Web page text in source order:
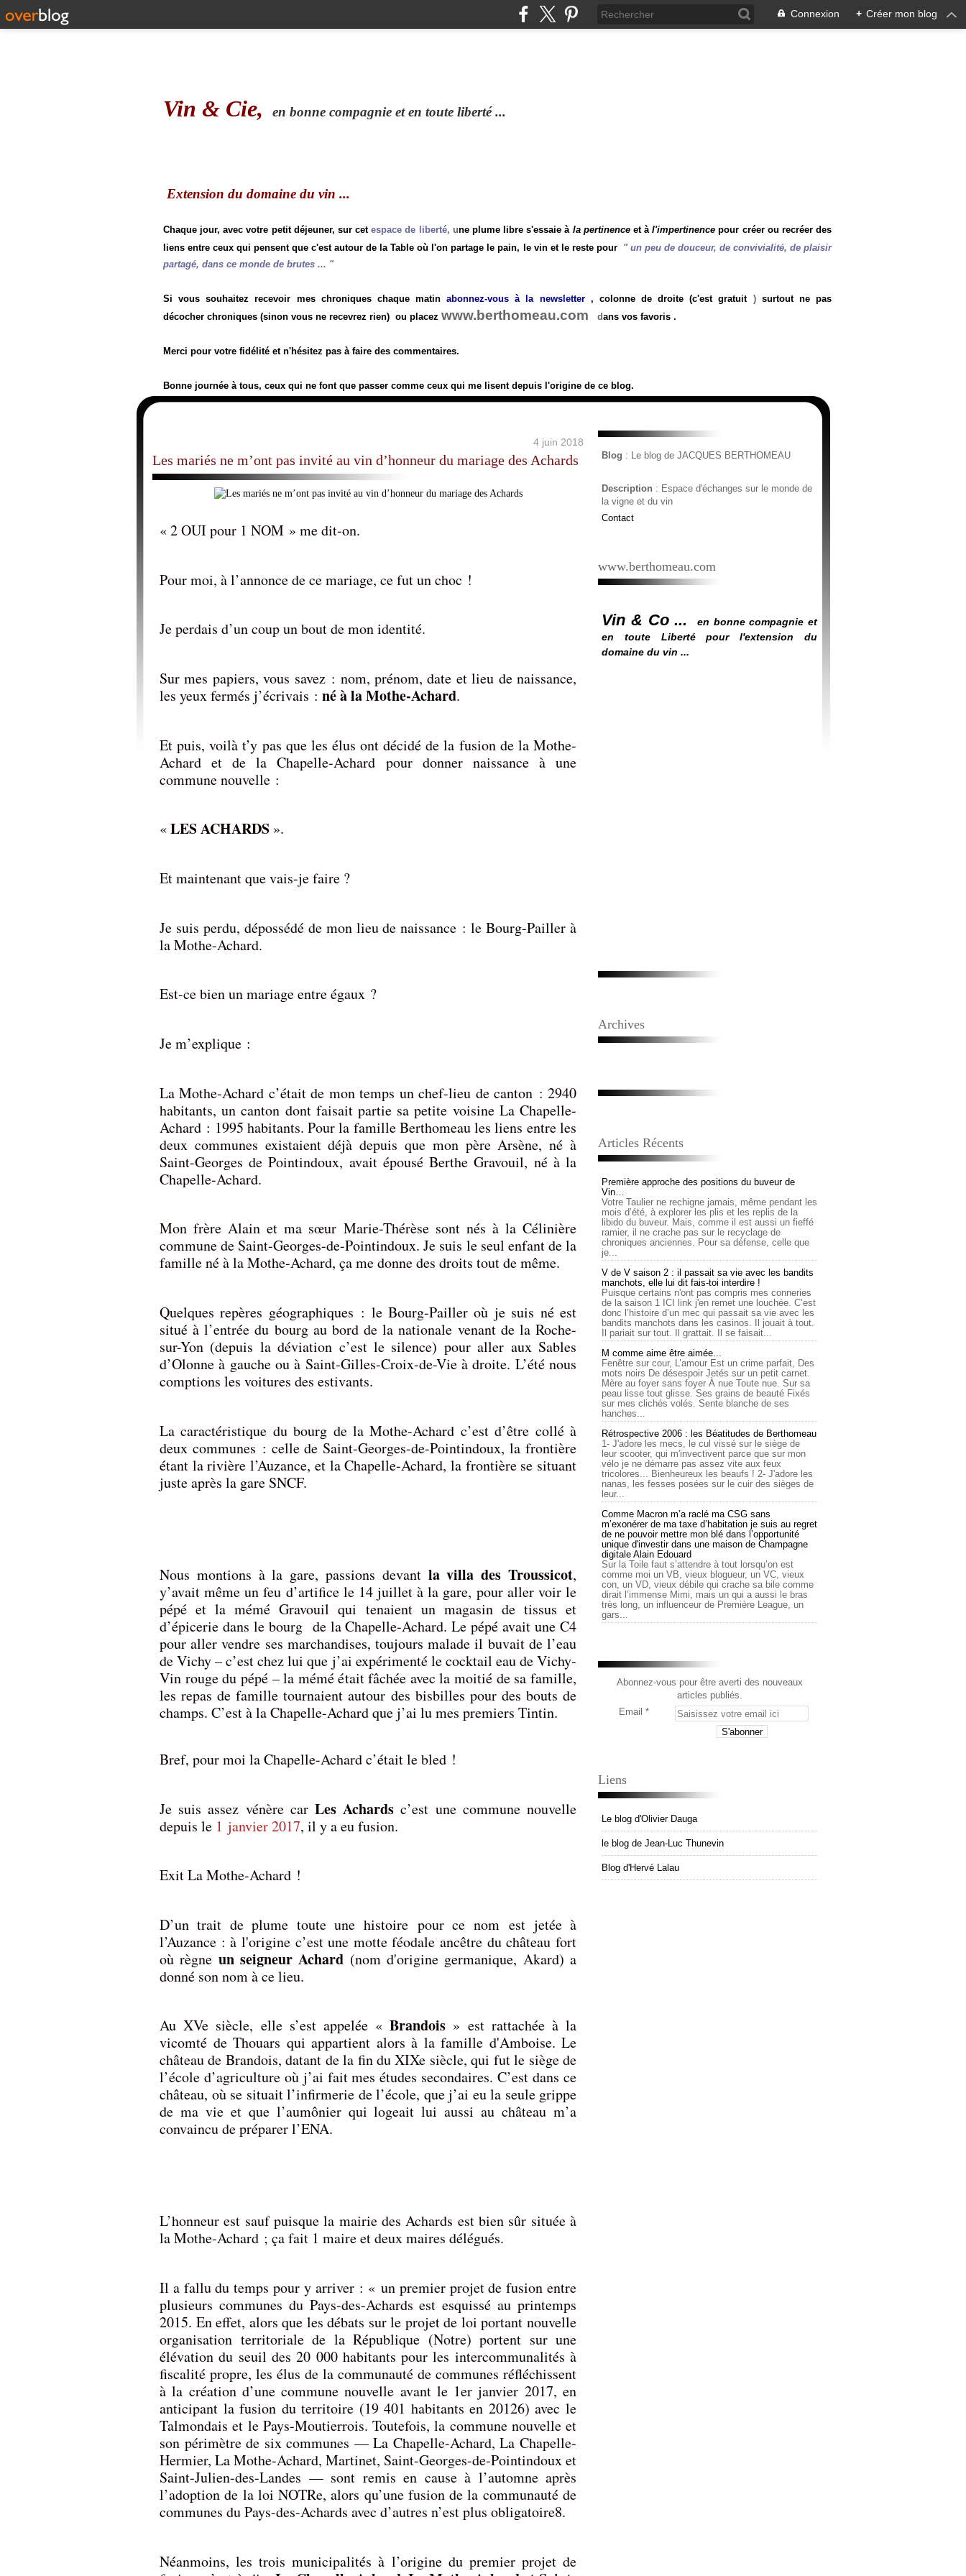
Connexion + Créer mon blog
Vin & Cie, en bonne compagnie et en toute liberté ...
Extension du domaine du vin ...
Chaque jour, avec votre petit déjeuner, sur cetespace de liberté, une plume libre s'essaie à la pertinenceet àl'impertinence pour créer ou recréer des
liens entre ceux qui pensent que c'est autour de la Table où l'on partage le pain, le vin et le reste pour "un peu de douceur, de convivialité, de plaisir
partagé, dans ce monde de brutes ... "
Si vous souhaitez recevoir mes chroniques chaque matinabonnez-vous à la newsletter, colonne de droite (c'est gratuit) surtout ne pas
décocher chroniques (sinon vous ne recevrez rien) ou placez www.berthomeau.com dans vos favoris .
Merci pour votre fidélité et n'hésitez pas à faire des commentaires.
Bonne journée à tous, ceux qui ne font que passer comme ceux qui me lisent depuis l'origine de ce blog.
4 juin 2018
Les mariés ne m’ont pas invité au vin d’honneur du mariage des Achards
« 2 OUI pour 1 NOM » me dit-on.
Pour moi, à l’annonce de ce mariage, ce fut un choc !
Je perdais d’un coup un bout de mon identité.
Sur mes papiers, vous savez : nom, prénom, date et lieu de naissance,
les yeux fermés j’écrivais : né à la Mothe-Achard.
Et puis, voilà t’y pas que les élus ont décidé de la fusion de la Mothe-
Achard et de la Chapelle-Achard pour donner naissance à une
commune nouvelle :
«LES ACHARDS ».
Et maintenant que vais-je faire ?
Je suis perdu, dépossédé de mon lieu de naissance : le Bourg-Pailler à
la Mothe-Achard.
Est-ce bien un mariage entre égaux ?
Je m’explique :
La Mothe-Achard c’était de mon temps un chef-lieu de canton : 2940
habitants, un canton dont faisait partie sa petite voisine La Chapelle-
Achard : 1995 habitants. Pour la famille Berthomeau les liens entre les
deux communes existaient déjà depuis que mon père Arsène, né à
Saint-Georges de Pointindoux, avait épousé Berthe Gravouil, né à la
Chapelle-Achard.
Mon frère Alain et ma sœur Marie-Thérèse sont nés à la Célinière
commune de Saint-Georges-de-Pointindoux. Je suis le seul enfant de la
famille né à la Mothe-Achard, ça me donne des droits tout de même.
Quelques repères géographiques : le Bourg-Pailler où je suis né est
situé à l’entrée du bourg au bord de la nationale venant de la Roche-
sur-Yon (depuis la déviation c’est le silence) pour aller aux Sables
d’Olonne à gauche ou à Saint-Gilles-Croix-de-Vie à droite. L’été nous
comptions les voitures des estivants.
La caractéristique du bourg de la Mothe-Achard c’est d’être collé à
deux communes : celle de Saint-Georges-de-Pointindoux, la frontière
étant la rivière l’Auzance, et la Chapelle-Achard, la frontière se situant
juste après la gare SNCF.
Nous montions à la gare, passions devant la villa des Troussicot,
y’avait même un feu d’artifice le 14 juillet à la gare, pour aller voir le
pépé et la mémé Gravouil qui tenaient un magasin de tissus et
d’épicerie dans le bourg de la Chapelle-Achard. Le pépé avait une C4
pour aller vendre ses marchandises, toujours malade il buvait de l’eau
de Vichy – c’est chez lui que j’ai expérimenté le cocktail eau de Vichy-
Vin rouge du pépé – la mémé était fâchée avec la moitié de sa famille,
les repas de famille tournaient autour des bisbilles pour des bouts de
champs. C’est à la Chapelle-Achard que j’ai lu mes premiers Tintin.
Bref, pour moi la Chapelle-Achard c’était le bled !
Je suis assez vénère car Les Achards c’est une commune nouvelle
depuis le 1 janvier 2017, il y a eu fusion.
Exit La Mothe-Achard !
D’un trait de plume toute une histoire pour ce nom est jetée à
l’Auzance : à l'origine c’est une motte féodale ancêtre du château fort
où règne un seigneur Achard (nom d'origine germanique, Akard) a
donné son nom à ce lieu.
Au XVe siècle, elle s’est appelée «Brandois » est rattachée à la
vicomté de Thouars qui appartient alors à la famille d'Amboise. Le
château de Brandois, datant de la fin du XIXe siècle, qui fut le siège de
l’école d’agriculture où j’ai fait mes études secondaires. C’est dans ce
château, où se situait l’infirmerie de l’école, que j’ai eu la seule grippe
de ma vie et que l’aumônier qui logeait lui aussi au château m’a
convaincu de préparer l’ENA.
L’honneur est sauf puisque la mairie des Achards est bien sûr située à
la Mothe-Achard ; ça fait 1 maire et deux maires délégués.
Il a fallu du temps pour y arriver : « un premier projet de fusion entre
plusieurs communes du Pays-des-Achards est esquissé au printemps
2015. En effet, alors que les débats sur le projet de loi portant nouvelle
organisation territoriale de la République (Notre) portent sur une
élévation du seuil des 20 000 habitants pour les intercommunalités à
fiscalité propre, les élus de la communauté de communes réfléchissent
à la création d’une commune nouvelle avant le 1er janvier 2017, en
anticipant la fusion du territoire (19 401 habitants en 20126) avec le
Talmondais et le Pays-Moutierrois. Toutefois, la commune nouvelle et
son périmètre de six communes — La Chapelle-Achard, La Chapelle-
Hermier, La Mothe-Achard, Martinet, Saint-Georges-de-Pointindoux et
Saint-Julien-des-Landes — sont remis en cause à l’automne après
l’adoption de la loi NOTRe, alors qu’une fusion de la communauté de
communes du Pays-des-Achards avec d’autres n’est plus obligatoire8.
Néanmoins, les trois municipalités à l’origine du premier projet de
Blog : Le blog de JACQUES BERTHOMEAU
Description : Espace d'échanges sur le monde de
la vigne et du vin
Contact
www.berthomeau.com
Vin & Co ...
en bonne compagnie et
en toute Liberté pour l'extension du
domaine du vin ...
Archives
Articles Récents
Première approche des positions du buveur de
Vin…
Votre Taulier ne rechigne jamais, même pendant les
mois d’été, à explorer les plis et les replis de la
libido du buveur. Mais, comme il est aussi un fieffé
ramier, il ne crache pas sur le recyclage de
chroniques anciennes. Pour sa défense, celle que
je...
V de V saison 2 : il passait sa vie avec les bandits
manchots, elle lui dit fais-toi interdire !
Puisque certains n'ont pas compris mes conneries
de la saison 1 ICI link j'en remet une louchée. C’est
donc l’histoire d’un mec qui passait sa vie avec les
bandits manchots dans les casinos. Il jouait à tout.
Il pariait sur tout. Il grattait. Il se faisait...
M comme aime être aimée...
Fenêtre sur cour, L’amour Est un crime parfait, Des
mots noirs De désespoir Jetés sur un petit carnet.
Mère au foyer sans foyer À nue Toute nue. Sur sa
peau lisse tout glisse. Ses grains de beauté Fixés
sur mes clichés volés. Sente blanche de ses
hanches...
Rétrospective 2006 : les Béatitudes de Berthomeau
1- J'adore les mecs, le cul vissé sur le siège de
leur scooter, qui m'invectivent parce que sur mon
vélo je ne démarre pas assez vite aux feux
tricolores... Bienheureux les beaufs ! 2- J'adore les
nanas, les fesses posées sur le cuir des sièges de
leur...
Comme Macron m’a raclé ma CSG sans
m’exonérer de ma taxe d’habitation je suis au regret
de ne pouvoir mettre mon blé dans l’opportunité
unique d'investir dans une maison de Champagne
digitale Alain Edouard
Sur la Toile faut s’attendre à tout lorsqu’on est
comme moi un VB, vieux blogueur, un VC, vieux
con, un VD, vieux débile qui crache sa bile comme
dirait l’immense Mimi, mais un qui a aussi le bras
très long, un influenceur de Première League, un
gars...
Abonnez-vous pour être averti des nouveaux
articles publiés.
Email
Liens
Le blog d'Olivier Dauga
le blog de Jean-Luc Thunevin
Blog d'Hervé Lalau